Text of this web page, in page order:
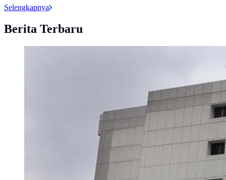
Selengkapnya
Berita Terbaru